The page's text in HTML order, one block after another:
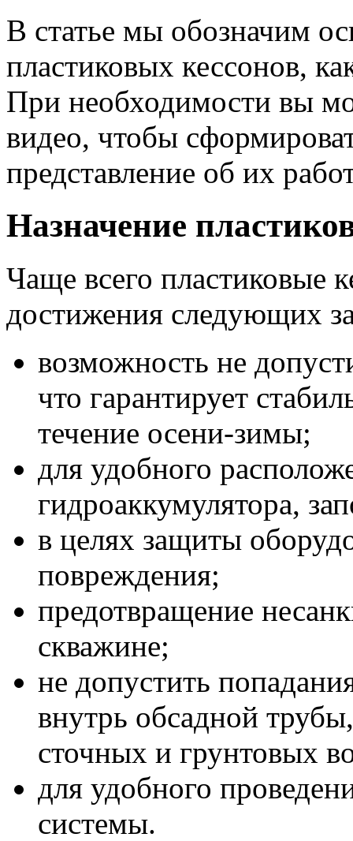
В статье мы обозначим
пластиковых кессонов,
При необходимости вы
видео, чтобы
представление об их
Назначение
Чаще всего пластиковые
достижения следующих
возможность не
что гарантирует
течение осени-зимы;
для удобного
гидроаккумулятора,
в целях защиты
повреждения;
предотвращение
скважине;
не допустить
внутрь обсадной
сточных и грунтовых
для удобного
системы.